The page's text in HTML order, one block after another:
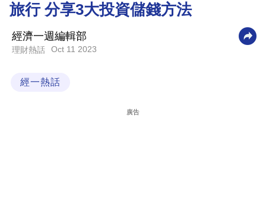
商
業
科
旅行 分享3大投資儲錢方法
經濟一週編輯部
理財熱話 Oct 11 2023
經一熱話
廣告